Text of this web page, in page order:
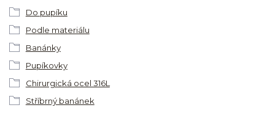
Do pupíku
Podle materiálu
Banánky
Pupíkovky
Chirurgická ocel 316L
Stříbrný banánek